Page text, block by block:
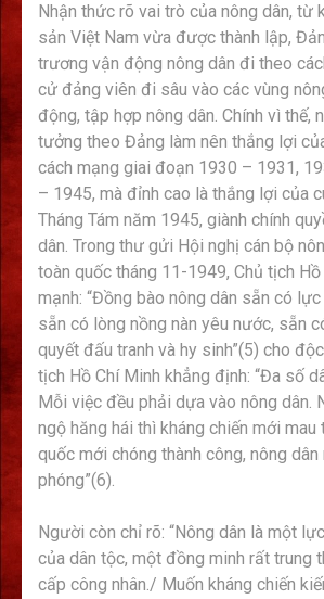
Nhận thức rõ vai trò của nông dân, từ
sản Việt Nam vừa được thành lập,
trương vận động nông dân đi theo
cử đảng viên đi sâu vào các vùng
động, tập hợp nông dân. Chính vì thế,
tưởng theo Đảng làm nên thắng lợi
cách mạng giai đoạn 1930 – 1931,
– 1945, mà đỉnh cao là thắng lợi của
Tháng Tám năm 1945, giành chính
dân. Trong thư gửi Hội nghị cán bộ
toàn quốc tháng 11-1949, Chủ tịch Hồ
mạnh: “Đồng bào nông dân sẵn có
sẵn có lòng nồng nàn yêu nước, sẵn
quyết đấu tranh và hy sinh”(5) cho
tịch Hồ Chí Minh khẳng định: “Đa số
Mỗi việc đều phải dựa vào nông dân.
ngộ hăng hái thì kháng chiến mới mau
quốc mới chóng thành công, nông
phóng”(6).
Người còn chỉ rõ: “Nông dân là một
của dân tộc, một đồng minh rất trung
cấp công nhân./ Muốn kháng chiến